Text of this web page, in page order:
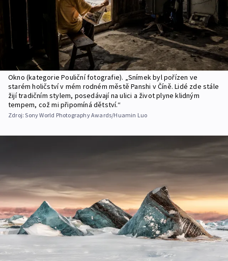
Okno (kategorie Pouliční fotografie). „Snímek byl pořízen ve
starém holičství v mém rodném městě Panshi v Číně. Lidé zde stále
žijí tradičním stylem, posedávají na ulici a život plyne klidným
tempem, což mi připomíná dětství.“
Zdroj:Sony World Photography Awards/Huamin Luo